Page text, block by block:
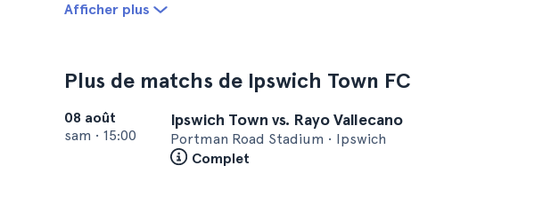
Afficher plus
Plus de matchs de Ipswich Town FC
08 août
sam • 15:00
Ipswich Town vs. Rayo Vallecano
Portman Road Stadium • Ipswich
Complet